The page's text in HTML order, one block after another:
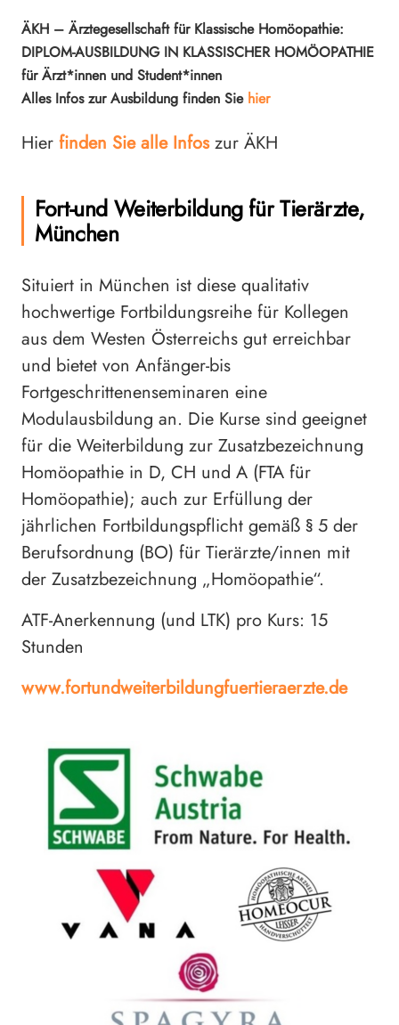
ÄKH – Ärztegesellschaft für Klassische Homöopathie:
DIPLOM-AUSBILDUNG IN KLASSISCHER HOMÖOPATHIE
für Ärzt*innen und Student*innen
Alles Infos zur Ausbildung finden Sie hier
Hier finden Sie alle Infoszur ÄKH
Fort-und Weiterbildung für Tierärzte,
München
Situiert in München ist diese qualitativ
hochwertige Fortbildungsreihe für Kollegen
aus dem Westen Österreichs gut erreichbar
und bietet von Anfänger-bis
Fortgeschrittenenseminaren eine
Modulausbildung an. Die Kurse sind geeignet
für die Weiterbildung zur Zusatzbezeichnung
Homöopathie in D, CH und A (FTA für
Homöopathie); auch zur Erfüllung der
jährlichen Fortbildungspflicht gemäß § 5 der
Berufsordnung (BO) für Tierärzte/innen mit
der Zusatzbezeichnung „Homöopathie“.
ATF-Anerkennung (und LTK) pro Kurs: 15
Stunden
www.fortundweiterbildungfuertieraerzte.de